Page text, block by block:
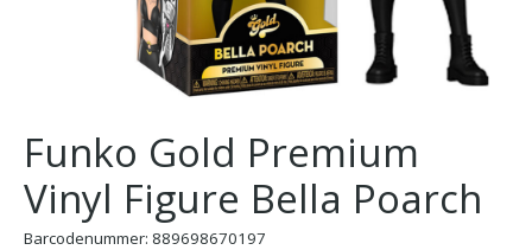
Funko Gold Premium
Vinyl Figure Bella Poarch
Barcodenummer: 889698670197